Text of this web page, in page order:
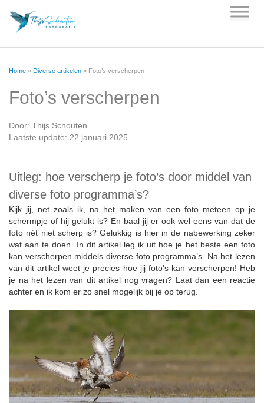
Home » Diverse artikelen » Foto’s verscherpen
Foto’s verscherpen
Door: Thijs Schouten
Laatste update: 22 januari 2025
Uitleg: hoe verscherp je foto’s door middel van
diverse foto programma’s?
Kijk jij, net zoals ik, na het maken van een foto meteen op je
schermpje of hij gelukt is? En baal jij er ook wel eens van dat de
foto nét niet scherp is? Gelukkig is hier in de nabewerking zeker
wat aan te doen. In dit artikel leg ik uit hoe je het beste een foto
kan verscherpen middels diverse foto programma’s. Na het lezen
van dit artikel weet je precies hoe jij foto’s kan verscherpen! Heb
je na het lezen van dit artikel nog vragen? Laat dan een reactie
achter en ik kom er zo snel mogelijk bij je op terug.